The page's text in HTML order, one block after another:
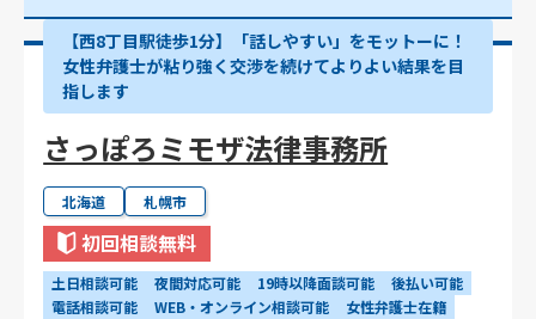
【西8丁目駅徒歩1分】「話しやすい」をモットーに！
女性弁護士が粘り強く交渉を続けてよりよい結果を目
指します
さっぽろミモザ法律事務所
北海道 札幌市
初回相談無料
土日相談可能 夜間対応可能 19時以降面談可能
後払い可能
電話相談可能
WEB・オンライン相談可能
女性弁護士在籍